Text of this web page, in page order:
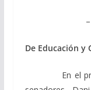
De Educación y
En el